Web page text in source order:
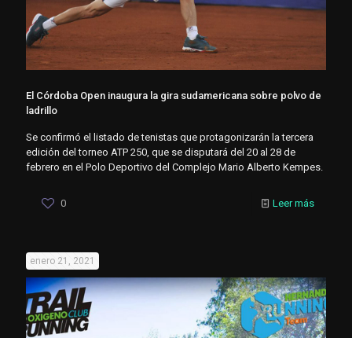
El Córdoba Open inaugura la gira sudamericana sobre polvo de
ladrillo
Se confirmó el listado de tenistas que protagonizarán la tercera
edición del torneo ATP 250, que se disputará del 20 al 28 de
febrero en el Polo Deportivo del Complejo Mario Alberto Kempes.
0 Leer más
enero 21, 2021